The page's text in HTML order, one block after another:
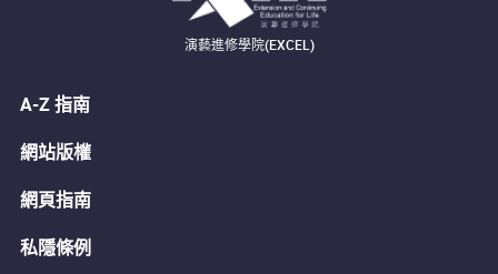
演藝進修學院(EXCEL)
A-Z 指南
網站版權
網頁指南
私隱條例